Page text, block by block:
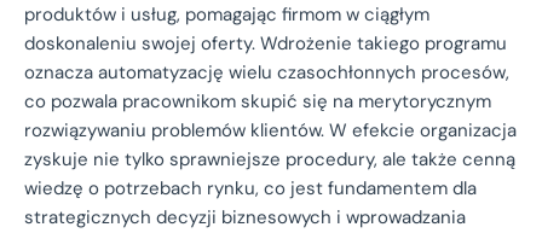
produktów i usług, pomagając firmom w ciągłym
doskonaleniu swojej oferty. Wdrożenie takiego programu
oznacza automatyzację wielu czasochłonnych procesów,
co pozwala pracownikom skupić się na merytorycznym
rozwiązywaniu problemów klientów. W efekcie organizacja
zyskuje nie tylko sprawniejsze procedury, ale także cenną
wiedzę o potrzebach rynku, co jest fundamentem dla
strategicznych decyzji biznesowych i wprowadzania